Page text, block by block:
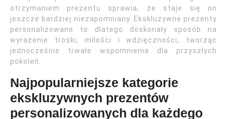
otrzymaniem prezentu sprawia, że staje się on
jeszcze bardziej niezapomniany. Ekskluzywne prezenty
personalizowane to dlatego doskonały sposób na
wyrażenie troski, miłości i wdzięczności, tworząc
jednocześnie trwałe wspomnienia dla przyszłych
pokoleń.
Najpopularniejsze kategorie
ekskluzywnych prezentów
personalizowanych dla każdego